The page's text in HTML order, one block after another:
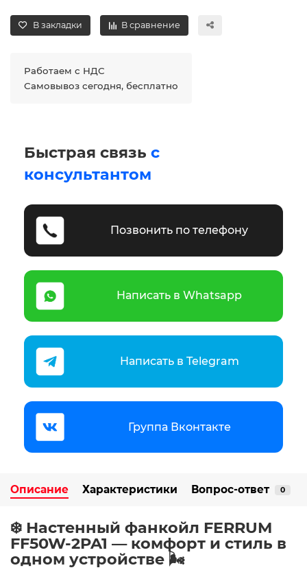
В закладки В сравнение
Работаем с НДС
Самовывоз сегодня, бесплатно
Быстрая связь с
консультантом
Позвонить по телефону
Написать в Whatsapp
Написать в Telegram
Группа Вконтакте
Описание Характеристики Вопрос-ответ 0
❄️ Настенный фанкойл FERRUM
FF50W-2PA1 — комфорт и стиль в
одном устройстве 🌬️